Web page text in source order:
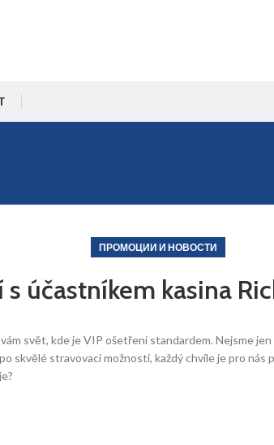
ПРОМОЦИИ И НОВОСТИ
účastníkem kasina
svět, kde je VIP ošetření standardem. Nejsme
skvělé stravovací možnosti, každý chvíle je pro